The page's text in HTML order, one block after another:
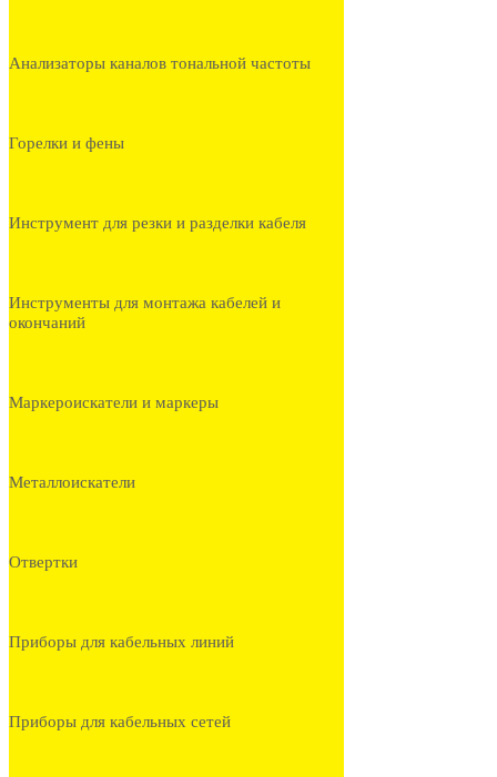
Анализаторы каналов тональной частоты
Горелки и фены
Инструмент для резки и разделки кабеля
Инструменты для монтажа кабелей и
окончаний
Маркероискатели и маркеры
Металлоискатели
Отвертки
Приборы для кабельных линий
Приборы для кабельных сетей